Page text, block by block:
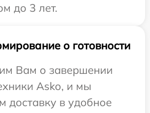
до 3 лет.
о готовности
Вам о завершении
Asko, и мы
доставку в удобное